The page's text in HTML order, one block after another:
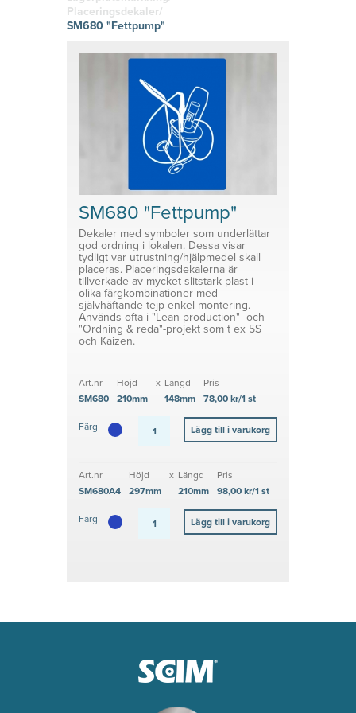
vinyl
Självhäftand
e eller
Prisvärda
hitta den
rätta
känslan i
Skyltklämmor
Medicinsk Skyddsutrustning
Tillbehör ESL enheter
Placeringsdekaler/
SM680 "Fettpump"
SM680 "Fettpump"
Dekaler med symboler som underlättar
god ordning i lokalen. Dessa visar
tydligt var utrustning/hjälpmedel skall
placeras. Placeringsdekalerna är
tillverkade av mycket slitstark plast i
olika färgkombinationer med
självhäftande tejp enkel montering.
Används ofta i "Lean production"- och
"Ordning & reda"-projekt som t ex 5S
och Kaizen.
Art.nr
SM680
Höjd
210mm
x Längd
148mm
Pris
78,00 kr/1 st
Färg
Art.nr
SM680A4
Höjd
297mm
x Längd
210mm
Pris
98,00 kr/1 st
Färg